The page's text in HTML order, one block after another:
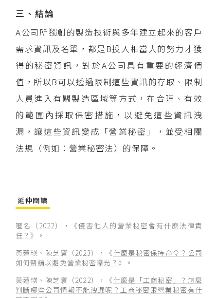
三、結論
A公司所獨創的製造技術與多年建立起來的客戶
需求資訊及名單，都是B投入相當大的努力才獲
得的秘密資訊，對於A公司具有重要的經濟價
值，所以B可以透過限制這些資訊的存取、限制
人員進入有關製造區域等方式，在合理、有效
的範圍內採取保密措施，以避免這些資訊洩
漏，讓這些資訊變成「營業秘密」，並受相關
法規（例如：營業秘密法）的保障。
延伸閱讀
匿名（2022），《侵害他人的營業秘密會有什麼法律責
任？》。
黃蓮瑛、陳芝寰（2023），《什麼是秘密保持命令？公司
如何聲請以避免營業秘密曝光？》。
黃蓮瑛、陳芝寰（2022），《什麼是「工商秘密」？怎麼
判斷哪些公司情報不能洩漏呢？工商秘密跟營業秘密有什